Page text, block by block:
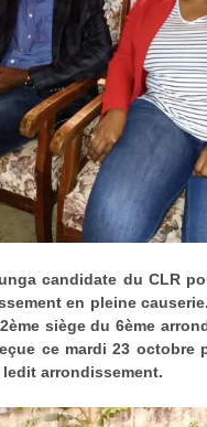
candidate du CLR
en pleine
siège du 6ème
ce mardi 23 octobre
arrondissement.